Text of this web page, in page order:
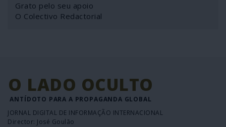
Grato pelo seu apoio
O Colectivo Redactorial
O LADO OCULTO
ANTÍDOTO PARA A PROPAGANDA GLOBAL
JORNAL DIGITAL DE INFORMAÇÃO INTERNACIONAL
Director: José Goulão